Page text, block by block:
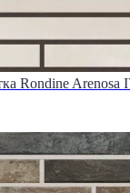
Rondine Arenosa